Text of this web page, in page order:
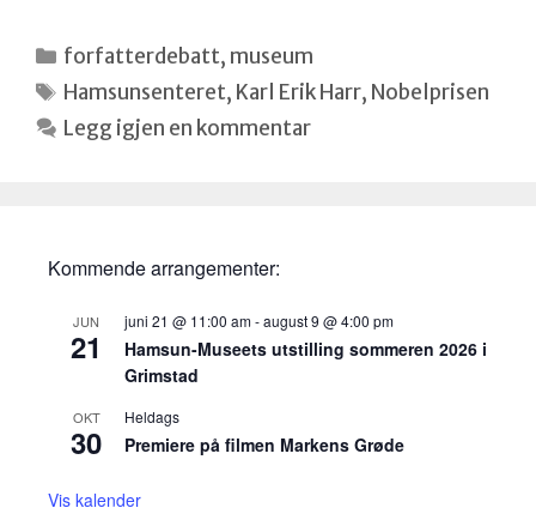
Kategorier
forfatterdebatt, museum
Stikkord
Hamsunsenteret, Karl Erik Harr, Nobelprisen
Legg igjen en kommentar
Kommende arrangementer:
JUN
21
juni 21 @ 11:00 am-august 9 @ 4:00 pm
Hamsun-Museets utstilling sommeren 2026 i
Grimstad
OKT
30
Heldags
Premiere på filmen Markens Grøde
Vis kalender